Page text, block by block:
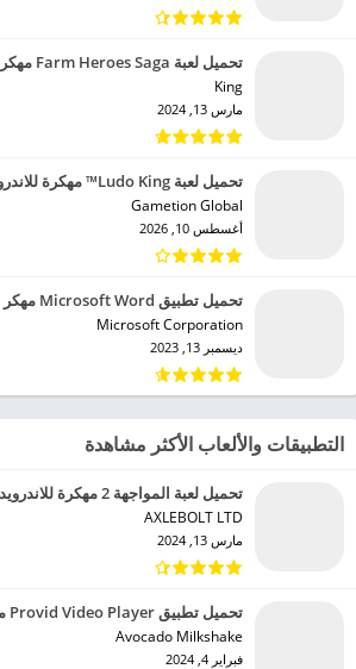
تحميل لعبة Farm Heroes Saga مهكرة للاندرويد 2024
King‏
مارس 13, 2024
تحميل لعبة Ludo King™ مهكرة للاندرويد 2024
Gametion Global‏
أغسطس 10, 2026
تحميل تطبيق Microsoft Word مهكر للاندرويد 2024
Microsoft Corporation‏
ديسمبر 13, 2023
التطبيقات والألعاب الأكثر مشاهدة
تحميل لعبة المواجهة 2 مهكرة للاندرويد 2024
AXLEBOLT LTD‏
مارس 13, 2024
تحميل تطبيق Provid Video Player مهكر للاندرويد 2024
Avocado Milkshake‏
فبراير 4, 2024